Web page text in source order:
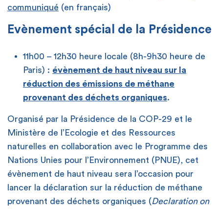
communiqué (en français)
Evènement spécial de la Présidence
11h00 – 12h30 heure locale (8h-9h30 heure de
Paris) : évènement de haut niveau sur la
réduction des émissions de méthane
provenant des déchets organiques.
Organisé par la Présidence de la COP-29 et le
Ministère de l’Ecologie et des Ressources
naturelles en collaboration avec le Programme des
Nations Unies pour l’Environnement (PNUE), cet
évènement de haut niveau sera l’occasion pour
lancer la déclaration sur la réduction de méthane
provenant des déchets organiques (Declaration on